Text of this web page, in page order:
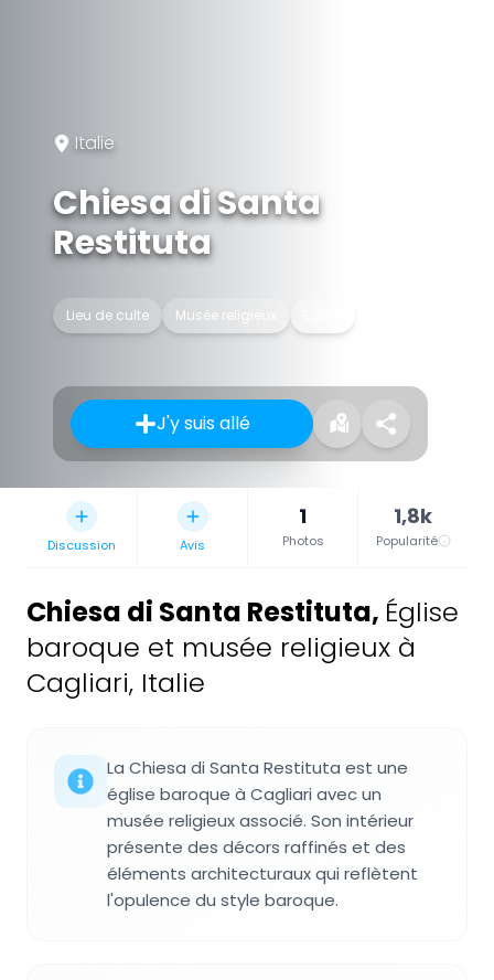
Italie
Chiesa di Santa
Restituta
Lieu de culte Musée religieux
J'y suis allé
Discussion Avis
1
Photos
1,8k
Popularité
Chiesa di Santa Restituta, Église
baroque et musée religieux à
Cagliari, Italie
La Chiesa di Santa Restituta est une
église baroque à Cagliari avec un
musée religieux associé. Son intérieur
présente des décors raffinés et des
éléments architecturaux qui reflètent
l'opulence du style baroque.